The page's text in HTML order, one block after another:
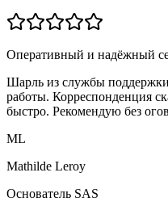
Оперативный и надёжный
Шарль из службы поддержки
работы. Корреспонденция
быстро. Рекомендую без
ML
Mathilde Leroy
Основатель SAS